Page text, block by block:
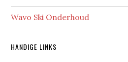
Wavo Ski Onderhoud
HANDIGE LINKS